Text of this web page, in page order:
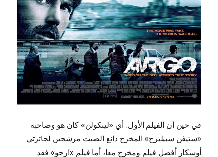
في حين أن الفيلم الأول، أي «لينكولن» كان هو وصاحبه
«ستيڤن سبيلبرج» المخرج ذائع الصيت مرشحين لجائزتي
أوسكار أفضل فيلم ومخرج معا، أما فيلم «ارجو» فقد